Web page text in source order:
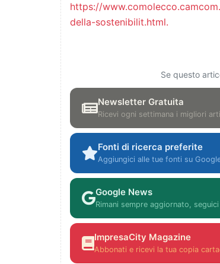
https://
della-sostenibilit.html.
Se questo
Newsletter Gratuita
Ricevi ogni settimana i migliori
Fonti di ricerca preferite
Aggiungici alle tue fonti su
Google News
Rimani sempre aggiornato, seguici
ImpresaCity Magazine
Abbonati e ricevi la tua copia